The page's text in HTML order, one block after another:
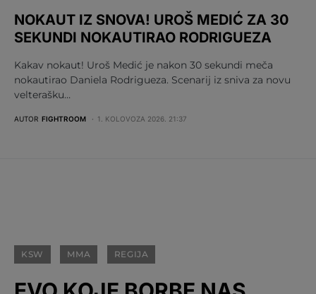
NOKAUT IZ SNOVA! UROŠ MEDIĆ ZA 30
SEKUNDI NOKAUTIRAO RODRIGUEZA
Kakav nokaut! Uroš Medić je nakon 30 sekundi meča
nokautirao Daniela Rodrigueza. Scenarij iz sniva za novu
velterašku…
AUTOR FIGHTROOM 1. KOLOVOZA 2026. 21:37
KSW MMA REGIJA